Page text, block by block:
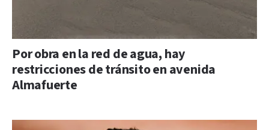
Por obra en la red de agua, hay
restricciones de tránsito en avenida
Almafuerte